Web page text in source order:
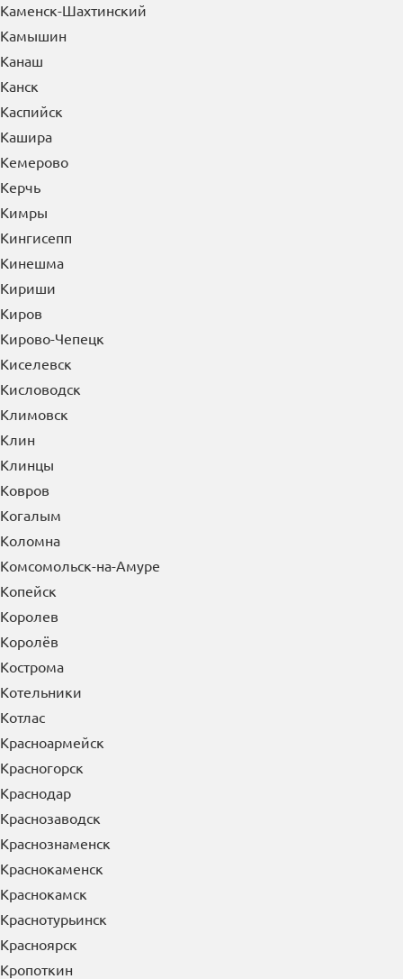
Каменск-Шахтинский
Камышин
Канаш
Канск
Каспийск
Кашира
Кемерово
Керчь
Кимры
Кингисепп
Кинешма
Кириши
Киров
Кирово-Чепецк
Киселевск
Кисловодск
Климовск
Клин
Клинцы
Ковров
Когалым
Коломна
Комсомольск-на-Амуре
Копейск
Королев
Королёв
Кострома
Котельники
Котлас
Красноармейск
Красногорск
Краснодар
Краснозаводск
Краснознаменск
Краснокаменск
Краснокамск
Краснотурьинск
Красноярск
Кропоткин